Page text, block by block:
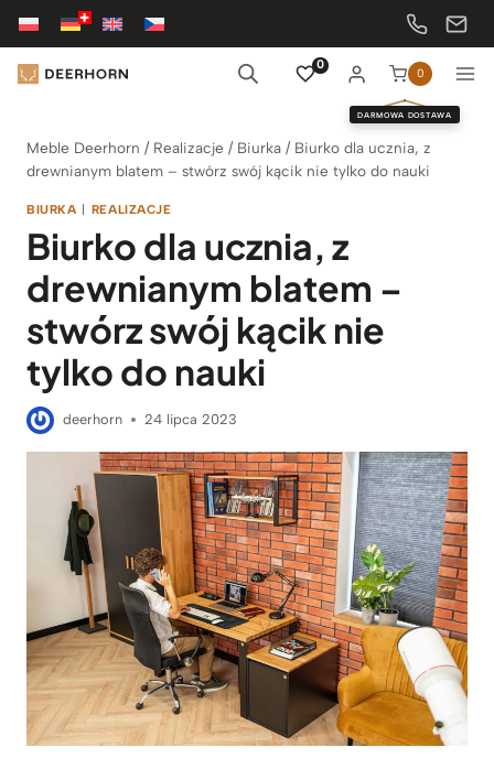
Przejdź
treści
0
0
DARMOWA DOSTAWA
Meble Deerhorn / Realizacje / Biurka / Biurko dla ucznia, z
drewnianym blatem – stwórz swój kącik nie tylko do nauki
BIURKA | REALIZACJE
Biurko dla ucznia, z
drewnianym blatem –
stwórz swój kącik nie
tylko do nauki
deerhorn 24 lipca 2023